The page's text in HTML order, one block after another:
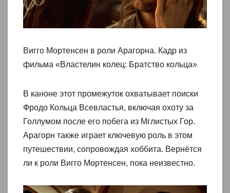
Вигго Мортенсен в роли Арагорна. Кадр из
фильма «Властелин колец: Братство кольца»
В каноне этот промежуток охватывает поиски
Фродо Кольца Всевластья, включая охоту за
Голлумом после его побега из Мглистых Гор.
Арагорн также играет ключевую роль в этом
путешествии, сопровождая хоббита. Вернётся
ли к роли Вигго Мортенсен, пока неизвестно.